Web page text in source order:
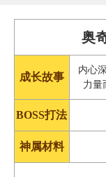
奥
成长故事
内心
力量
BOSS打法
神属材料